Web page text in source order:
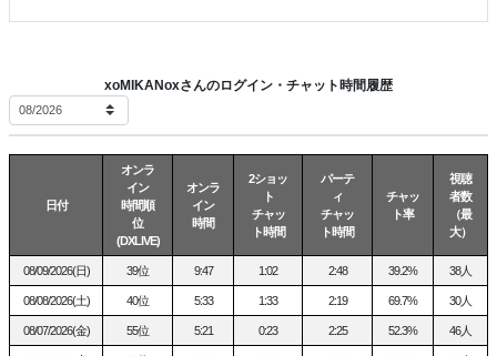
以前よりもゆっくり過ごしています⋆ :･ﾟ
実は笑い上戸で、私をよく知っている方からは
「意外と天然」
「結構抜けてるよね（笑）」
「話してみるとイメージと違う」
と言われることがよくあります(*´艸`)
見た目とのギャップも、楽しんでください♡
✧ ˖ ───────── ✧ ˖ ───────── ✧ ˖
秘密のメッセージ、届いた瞬間
Σ(〃▽〃)ドキッ♡としてしまいます。
xoMIKANoxさんのログイン・チャット時間履歴
日付
オンラ
イン
時間順
位
(DXLIVE)
オンラ
イン
時間
2ショッ
ト
チャッ
ト時間
パーテ
ィ
チャッ
ト時間
チャッ
ト率
視聴
者数
（最
大）
08/09/2026(日) 39位 9:47 1:02 2:48 39.2% 38人
08/08/2026(土) 40位 5:33 1:33 2:19 69.7% 30人
08/07/2026(金) 55位 5:21 0:23 2:25 52.3% 46人